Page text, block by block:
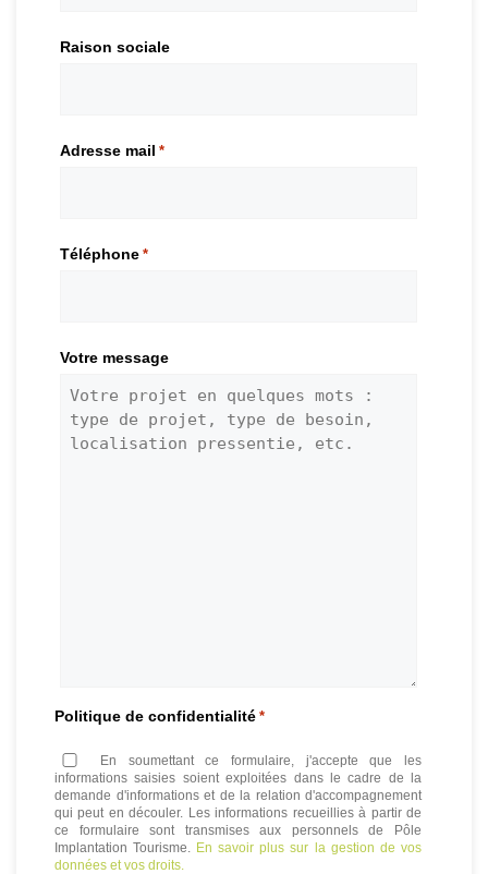
Raison sociale
Adresse mail *
Téléphone *
Votre message
Politique de confidentialité *
En soumettant ce formulaire, j'accepte que les
informations saisies soient exploitées dans le cadre de la
demande d'informations et de la relation d'accompagnement
qui peut en découler. Les informations recueillies à partir de
ce formulaire sont transmises aux personnels de Pôle
Implantation Tourisme. En savoir plus sur la gestion de vos
données et vos droits.